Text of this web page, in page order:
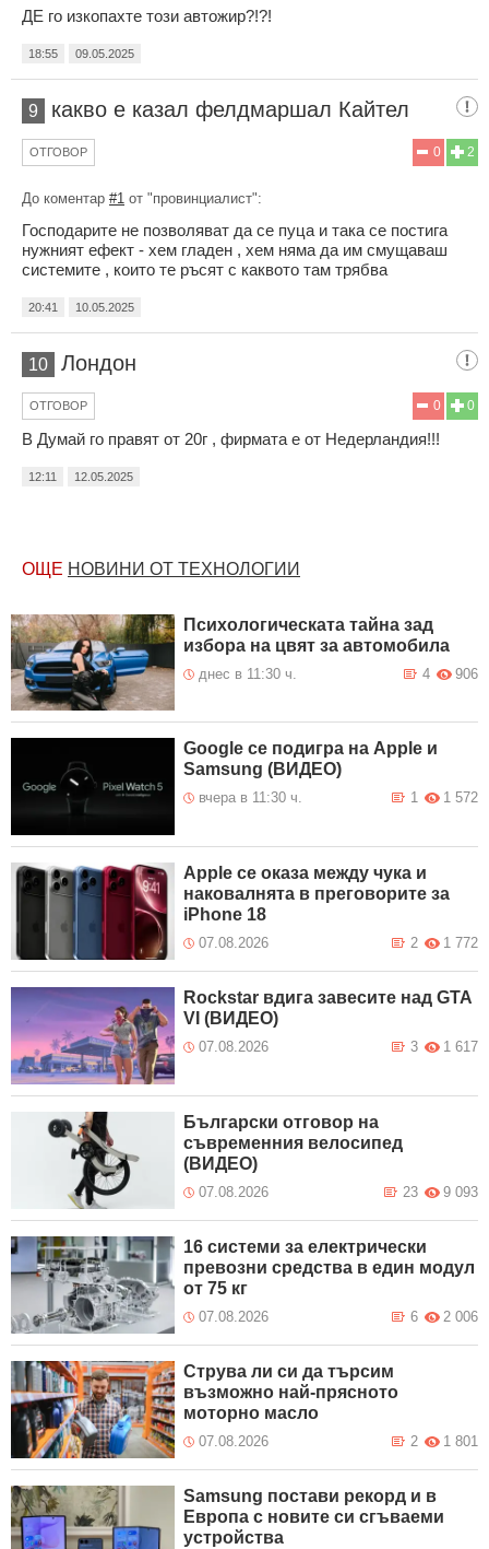
ДЕ го изкопахте този автожир?!?!
18:55 09.05.2025
9 какво е казал фелдмаршал Кайтел
2
0
ОТГОВОР
До коментар #1 от "провинциалист":
Господарите не позволяват да се пуца и така се постига
нужният ефект - хем гладен , хем няма да им смущаваш
системите , които те ръсят с каквото там трябва
20:41 10.05.2025
10 Лондон
0
0
ОТГОВОР
В Думай го правят от 20г , фирмата е от Недерландия!!!
12:11 12.05.2025
ОЩЕ НОВИНИ ОТ ТЕХНОЛОГИИ
Психологическата тайна зад
избора на цвят за автомобила
днес в 11:30 ч. 906
4
Google се подигра на Apple и
Samsung (ВИДЕО)
вчера в 11:30 ч. 1 572
1
Apple се оказа между чука и
наковалнята в преговорите за
iPhone 18
07.08.2026 1 772
2
Rockstar вдига завесите над GTA
VI (ВИДЕО)
07.08.2026 1 617
3
Български отговор на
съвременния велосипед
(ВИДЕО)
07.08.2026 9 093
23
16 системи за електрически
превозни средства в един модул
от 75 кг
07.08.2026 2 006
6
Струва ли си да търсим
възможно най-прясното
моторно масло
07.08.2026 1 801
2
Samsung постави рекорд и в
Европа с новите си сгъваеми
устройства